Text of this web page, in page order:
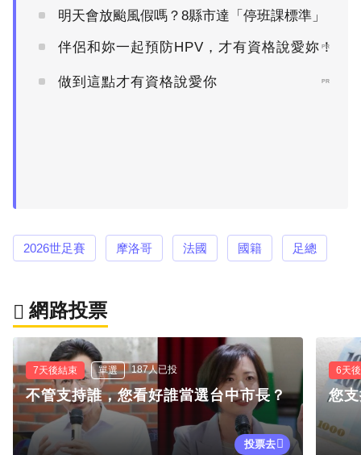
明天會放颱風假嗎？8縣市達「停班課標準」
伴侶和妳一起預防HPV，才有資格說愛妳！
PR
做到這點才有資格說愛你 PR
2026世足賽 摩洛哥 法國 國籍 足總
網路投票
7天後結束 單選 187人已投
不管支持誰，您看好誰當選台中市長？
投票去
6天
您